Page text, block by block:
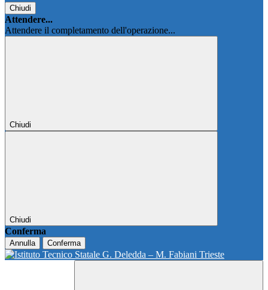
Chiudi
Attendere...
Attendere il completamento dell'operazione...
Chiudi
Chiudi
Conferma
Annulla Conferma